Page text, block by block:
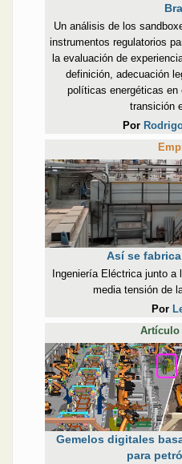
Un análisis de los
instrumentos regulatorios
la evaluación de
definición, adecuación
políticas energéticas en
transición
Por
Así se
Ingeniería Eléctrica junto
media tensión de
Por
Artículo
Gemelos digitales
para